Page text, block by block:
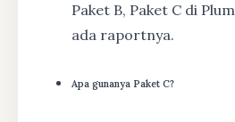
Paket B, Paket C di
ada raportnya.
Apa gunanya Paket C?